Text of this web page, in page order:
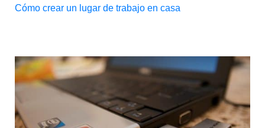
Cómo crear un lugar de trabajo en casa